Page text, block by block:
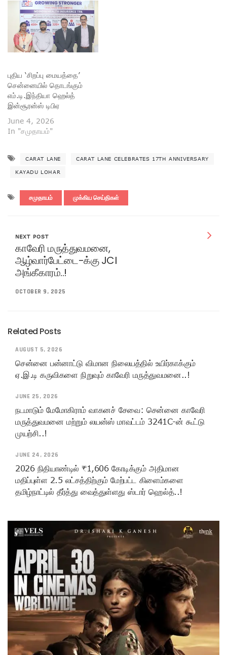
புதிய ‘சிறப்பு மையத்தை’
சென்னையில் தொடங்கும்
எம்.டி.இந்தியா ஹெல்த்
இன்சூரன்ஸ் டிபிஏ
June 4, 2026
In "சமுதாயம்"
CARAT LANE CARAT LANE CELEBRATES 17TH ANNIVERSARY
KAYADU LOHAR
சமுதாயம் முக்கிய செய்திகள்
NEXT POST
காவேரி மருத்துவமனை,
ஆழ்வார்பேட்டை-க்கு JCI
அங்கீகாரம்..!
OCTOBER 9, 2025
Related Posts
AUGUST 5, 2026
சென்னை பன்னாட்டு விமான நிலையத்தில் உயிர்காக்கும்
ஏ.இ.டி கருவிகளை நிறுவும் காவேரி மருத்துவமனை..!
JUNE 25, 2026
நடமாடும் மேமோகிராம் வாகனச் சேவை: சென்னை காவேரி
மருத்துவமனை மற்றும் லயன்ஸ் மாவட்டம் 3241C-ன் கூட்டு
முயற்சி..!
JUNE 24, 2026
2026 நிதியாண்டில் ₹1,606 கோடிக்கும் அதிமான
மதிப்புள்ள 2.5 லட்சத்திற்கும் மேற்பட்ட கிளைம்களை
தமிழ்நாட்டில் தீர்த்து வைத்துள்ளது ஸ்டார் ஹெல்த்..!